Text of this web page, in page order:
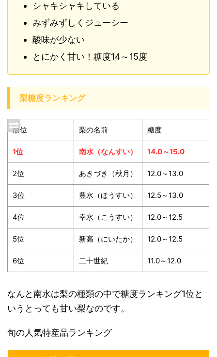
シャキシャキしている
みずみずしくジューシー
酸味が少ない
とにかく甘い！糖度14～15度
梨糖度ランキング
順位 梨の名前 糖度
1位 南水（なんすい） 14.0～15.0
2位 あきづき（秋月） 12.0～13.0
3位 豊水（ほうすい） 12.5～13.0
4位 幸水（こうすい） 12.0～12.5
5位 新高（にいたか） 12.0～12.5
6位 二十世紀 11.0～12.0
なんと南水は梨の種類の中で糖度ランキング1位と
いうとっても甘い梨なのです。
旬の人気特産品ランキング